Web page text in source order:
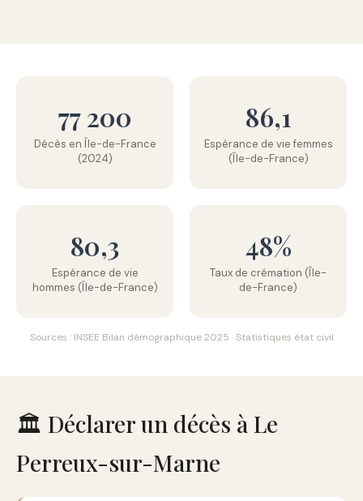
77 200
Décès en Île-de-France
(2024)
86,1
Espérance de vie femmes
(Île-de-France)
80,3
Espérance de vie
hommes (Île-de-France)
48%
Taux de crémation (Île-
de-France)
Sources : INSEE Bilan démographique 2025 · Statistiques état civil
🏛️ Déclarer un décès à Le
Perreux-sur-Marne